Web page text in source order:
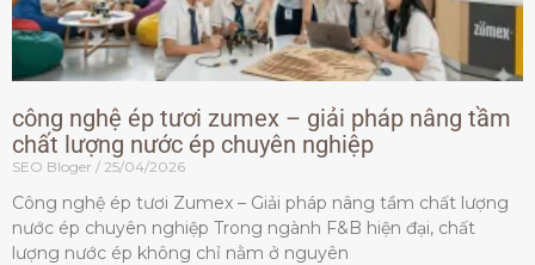
công nghệ ép tươi zumex – giải pháp nâng tầm
chất lượng nước ép chuyên nghiệp
SEO Bloger 25/04/2026
Công nghệ ép tươi Zumex – Giải pháp nâng tầm chất lượng
nước ép chuyên nghiệp Trong ngành F&B hiện đại, chất
lượng nước ép không chỉ nằm ở nguyên